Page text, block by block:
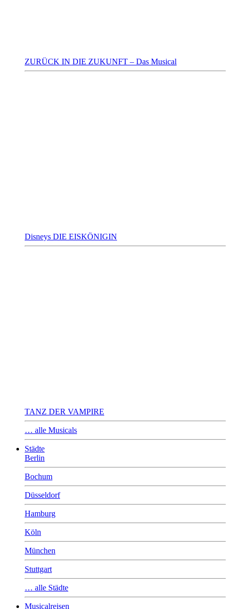
ZURÜCK IN DIE ZUKUNFT – Das Musical
Disneys DIE EISKÖNIGIN
TANZ DER VAMPIRE
… alle Musicals
Städte
Berlin
Bochum
Düsseldorf
Hamburg
Köln
München
Stuttgart
… alle Städte
Musicalreisen